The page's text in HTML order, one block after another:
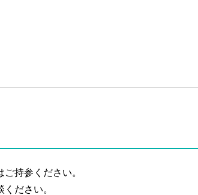
持参ください。
ください。